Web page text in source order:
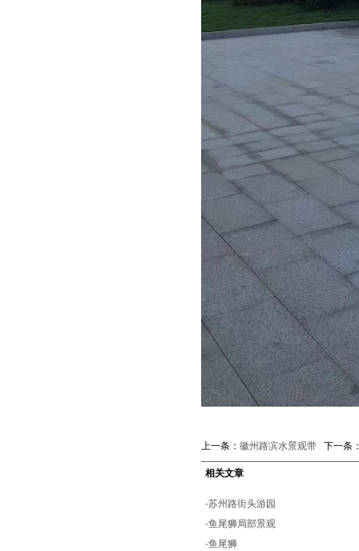
上一条： 徽州路滨水景观带 下一条
相关文章
·苏州路街头游园
·鱼尾狮局部景观
·鱼尾狮